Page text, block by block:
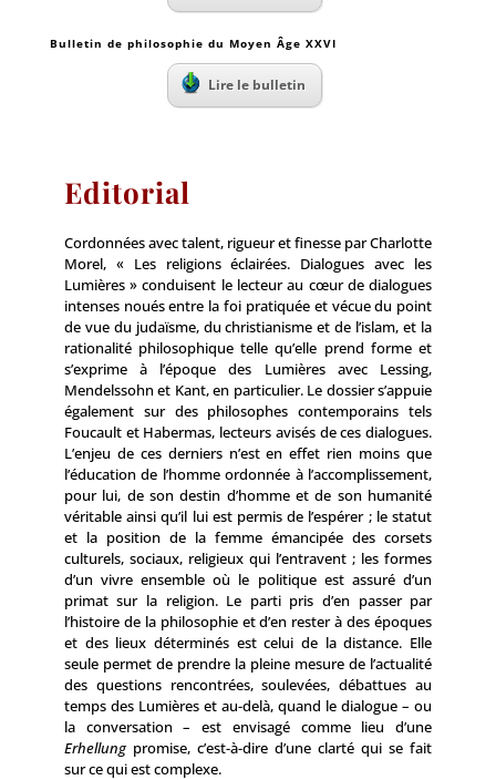
Bulletin de philosophie du Moyen Âge XXVI
Lire le bulletin
Editorial
Cordonnées avec talent, rigueur et finesse par Charlotte
Morel, « Les religions éclairées. Dialogues avec les
Lumières » conduisent le lecteur au cœur de dialogues
intenses noués entre la foi pratiquée et vécue du point
de vue du judaïsme, du christianisme et de l’islam, et la
rationalité philosophique telle qu’elle prend forme et
s’exprime à l’époque des Lumières avec Lessing,
Mendelssohn et Kant, en particulier. Le dossier s’appuie
également sur des philosophes contemporains tels
Foucault et Habermas, lecteurs avisés de ces dialogues.
L’enjeu de ces derniers n’est en effet rien moins que
l’éducation de l’homme ordonnée à l’accomplissement,
pour lui, de son destin d’homme et de son humanité
véritable ainsi qu’il lui est permis de l’espérer ; le statut
et la position de la femme émancipée des corsets
culturels, sociaux, religieux qui l’entravent ; les formes
d’un vivre ensemble où le politique est assuré d’un
primat sur la religion. Le parti pris d’en passer par
l’histoire de la philosophie et d’en rester à des époques
et des lieux déterminés est celui de la distance. Elle
seule permet de prendre la pleine mesure de l’actualité
des questions rencontrées, soulevées, débattues au
temps des Lumières et au-delà, quand le dialogue – ou
la conversation – est envisagé comme lieu d’une
Erhellungpromise, c’est-à-dire d’une clarté qui se fait
sur ce qui est complexe.